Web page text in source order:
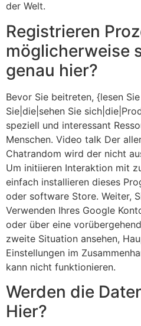
der Welt.
Registrieren
möglicherweise
genau hier?
Bevor Sie beitreten, {lesen
Sie|die|sehen Sie
speziell und interessant
Menschen. Video talk Der
Chatrandom wird der nicht
Um initiieren Interaktion mit
einfach installieren dieses
oder software Store. Weiter,
Verwenden Ihres Google
oder über eine
zweite Situation ansehen,
Einstellungen im
kann nicht funktionieren.
Werden die
Hier?